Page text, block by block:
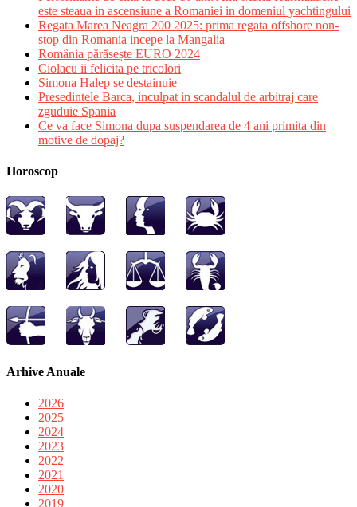
este steaua in ascensiune a Romaniei in domeniul yachtingului
Regata Marea Neagra 200 2025: prima regata offshore non-
stop din Romania incepe la Mangalia
România părăsește EURO 2024
Ciolacu ii felicita pe tricolori
Simona Halep se destainuie
Presedintele Barca, inculpat in scandalul de arbitraj care
zguduie Spania
Ce va face Simona dupa suspendarea de 4 ani primita din
motive de dopaj?
Horoscop
Arhive Anuale
2026
2025
2024
2023
2022
2021
2020
2019